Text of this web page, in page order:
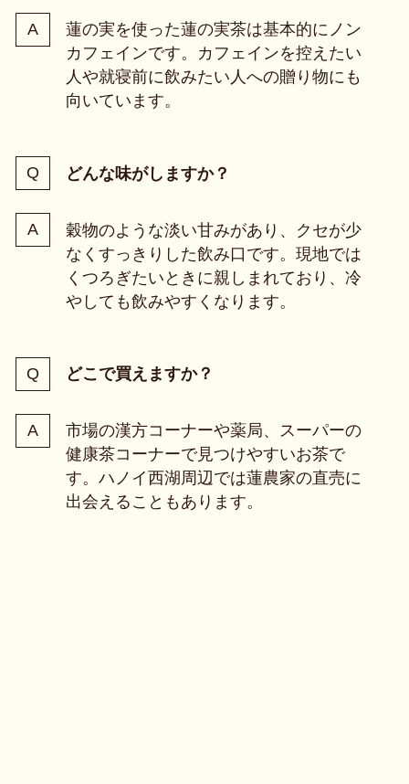
蓮の実を使った蓮の実茶は基本的にノン
カフェインです。カフェインを控えたい
人や就寝前に飲みたい人への贈り物にも
向いています。
どんな味がしますか？
穀物のような淡い甘みがあり、クセが少
なくすっきりした飲み口です。現地では
くつろぎたいときに親しまれており、冷
やしても飲みやすくなります。
どこで買えますか？
市場の漢方コーナーや薬局、スーパーの
健康茶コーナーで見つけやすいお茶で
す。ハノイ西湖周辺では蓮農家の直売に
出会えることもあります。